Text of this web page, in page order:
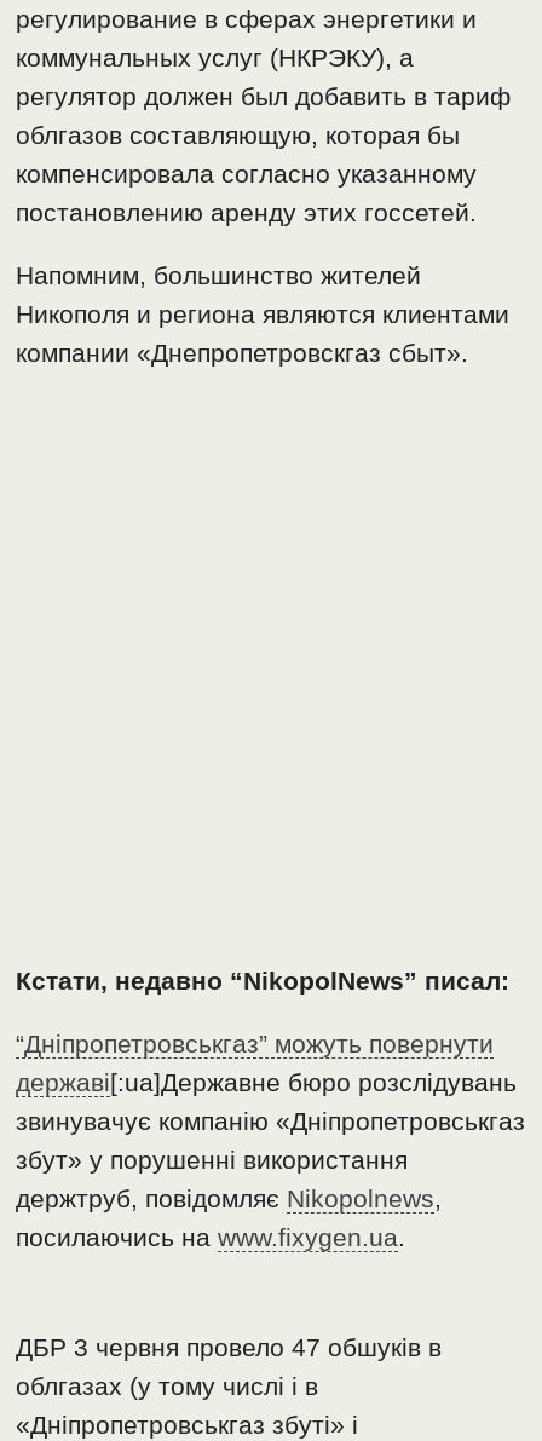
регулирование в сферах энергетики и
коммунальных услуг (НКРЭКУ), а
регулятор должен был добавить в тариф
облгазов составляющую, которая бы
компенсировала согласно указанному
постановлению аренду этих госсетей.
Напомним, большинство жителей
Никополя и региона являются клиентами
компании «Днепропетровскгаз сбыт».
Кстати, недавно “NikopolNews” писал:
“Дніпропетровськгаз” можуть повернути
державі[:ua]Державне бюро розслідувань
звинувачує компанію «Дніпропетровськгаз
збут» у порушенні використання
держтруб, повідомляє Nikopolnews,
посилаючись наwww.fixygen.ua.
ДБР 3 червня провело 47 обшуків в
облгазах (у тому числі і в
«Дніпропетровськгаз збуті» і